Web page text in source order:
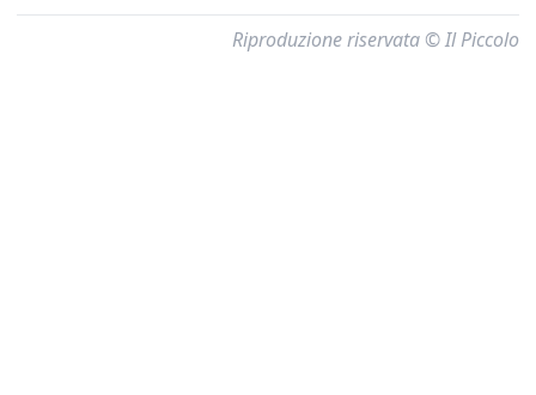
Riproduzione riservata © Il Piccolo